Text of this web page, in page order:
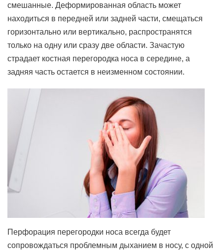
смешанные. Деформированная область может
находиться в передней или задней части, смещаться
горизонтально или вертикально, распространятся
только на одну или сразу две области. Зачастую
страдает костная перегородка носа в середине, а
задняя часть остается в неизменном состоянии.
Перфорация перегородки носа всегда будет
сопровождаться проблемным дыханием в носу, с одной